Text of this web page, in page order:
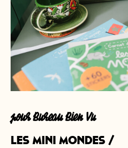
pour Bureau Bien Vu
Les Mini Mondes/